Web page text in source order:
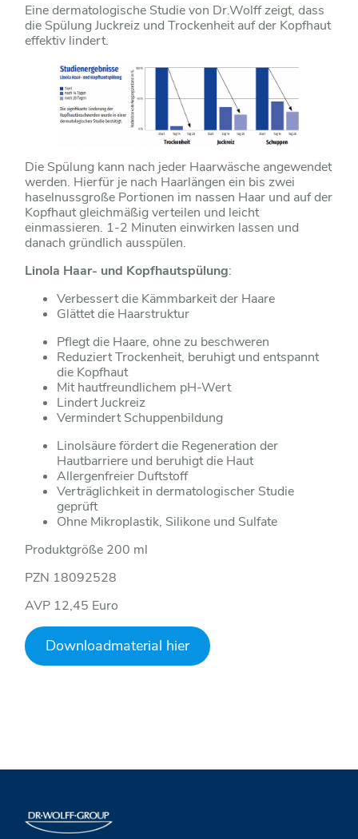
Eine dermatologische Studie von Dr.Wolff zeigt, dass
die Spülung Juckreiz und Trockenheit auf der Kopfhaut
effektiv lindert.
Die Spülung kann nach jeder Haarwäsche angewendet
werden. Hierfür je nach Haarlängen ein bis zwei
haselnussgroße Portionen im nassen Haar und auf der
Kopfhaut gleichmäßig verteilen und leicht
einmassieren. 1-2 Minuten einwirken lassen und
danach gründlich ausspülen.
Linola Haar- und Kopfhautspülung:
Verbessert die Kämmbarkeit der Haare
Glättet die Haarstruktur
Pflegt die Haare, ohne zu beschweren
Reduziert Trockenheit, beruhigt und entspannt
die Kopfhaut
Mit hautfreundlichem pH-Wert
Lindert Juckreiz
Vermindert Schuppenbildung
Linolsäure fördert die Regeneration der
Hautbarriere und beruhigt die Haut
Allergenfreier Duftstoff
Verträglichkeit in dermatologischer Studie
geprüft
Ohne Mikroplastik, Silikone und Sulfate
Produktgröße 200 ml
PZN 18092528
AVP 12,45 Euro
Downloadmaterial hier